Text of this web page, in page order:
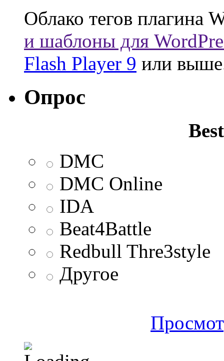
Облако тегов плагина
и шаблоны для
Flash Player 9 или
Опрос
DMC
DMC Online
IDA
Beat4Battle
Redbull Thre3style
Другое